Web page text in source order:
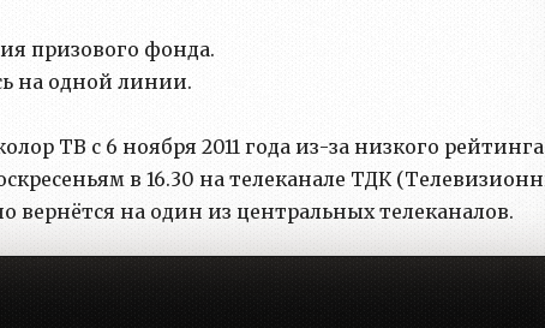
призового фонда.
на одной линии.
ТВ с 6 ноября 2011 года из-за низкого
в 16.30 на телеканале ТДК
на один из центральных телеканалов.